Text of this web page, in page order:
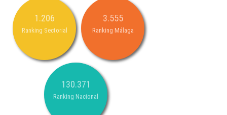
1.206
Ranking Sectorial
3.555
Ranking Málaga
130.371
Ranking Nacional